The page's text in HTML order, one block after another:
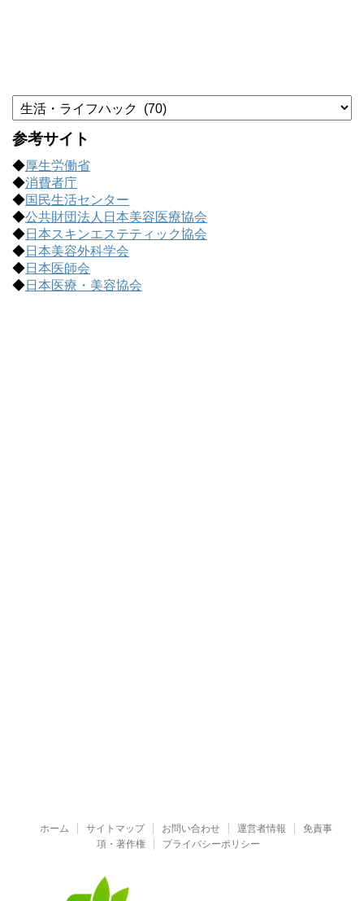
カ
テ
ゴ
ー
で
記
事
を
探
す
参考サイト
◆厚生労働省
◆消費者庁
◆国民生活センター
◆公共財団法人日本美容医療協会
◆日本スキンエステティック協会
◆日本美容外科学会
◆日本医師会
◆日本医療・美容協会
ホーム サイトマップ お問い合わせ 運営者情報
免責事
項・著作権
プライバシーポリシー